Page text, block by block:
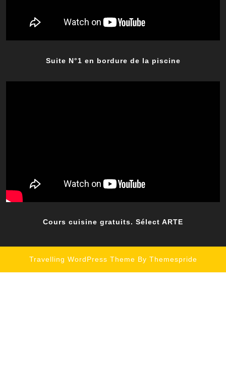
Suite N°1 en bordure de la piscine
Cours cuisine gratuits. Sélect ARTE
Travelling WordPress Theme By Themespride